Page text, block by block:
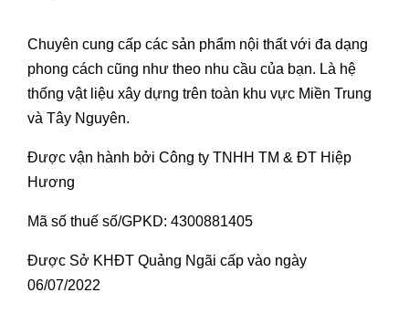
Chuyên cung cấp các sản phẩm nội thất với đa dạng
phong cách cũng như theo nhu cầu của bạn. Là hệ
thống vật liệu xây dựng trên toàn khu vực Miền Trung
và Tây Nguyên.
Được vận hành bởi Công ty TNHH TM & ĐT Hiệp
Hương
Mã số thuế số/GPKD: 4300881405
Được Sở KHĐT Quảng Ngãi cấp vào ngày
06/07/2022